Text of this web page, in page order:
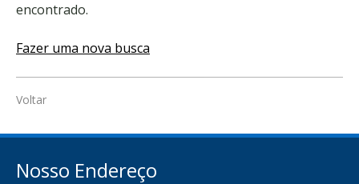
encontrado.
Fazer uma nova busca
Voltar
Nosso Endereço